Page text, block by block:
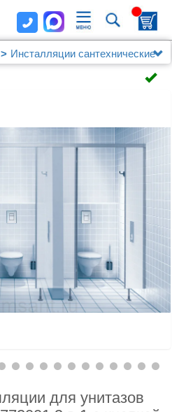
Инсталляции сантехнические
унитазов Grohe Rapid SL
для унитазов